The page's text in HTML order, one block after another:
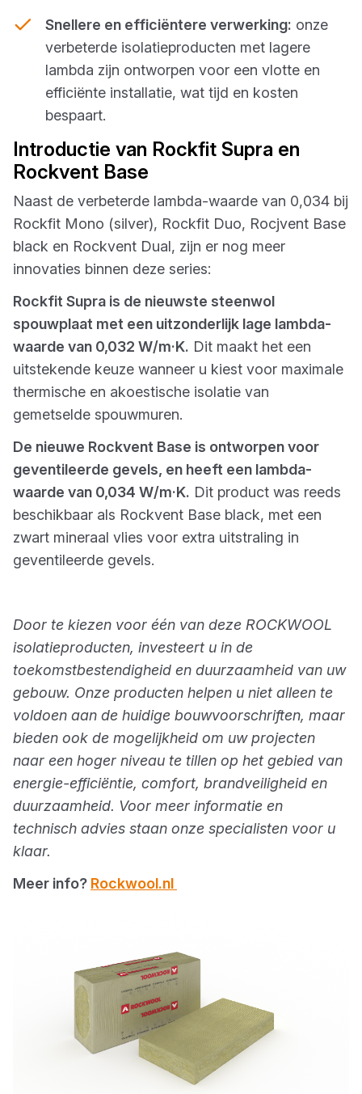
Snellere en efficiëntere verwerking: onze
verbeterde isolatieproducten met lagere
lambda zijn ontworpen voor een vlotte en
efficiënte installatie, wat tijd en kosten
bespaart.
Introductie van Rockfit Supra en
Rockvent Base
Naast de verbeterde lambda-waarde van 0,034 bij
Rockfit Mono (silver), Rockfit Duo, Rocjvent Base
black en Rockvent Dual, zijn er nog meer
innovaties binnen deze series:
Rockfit Supra is de nieuwste steenwol
spouwplaat met een uitzonderlijk lage lambda-
waarde van 0,032 W/m·K. Dit maakt het een
uitstekende keuze wanneer u kiest voor maximale
thermische en akoestische isolatie van
gemetselde spouwmuren.
De nieuwe Rockvent Base is ontworpen voor
geventileerde gevels, en heeft een lambda-
waarde van 0,034 W/m·K. Dit product was reeds
beschikbaar als Rockvent Base black, met een
zwart mineraal vlies voor extra uitstraling in
geventileerde gevels.
Door te kiezen voor één van deze ROCKWOOL
isolatieproducten, investeert u in de
toekomstbestendigheid en duurzaamheid van uw
gebouw. Onze producten helpen u niet alleen te
voldoen aan de huidige bouwvoorschriften, maar
bieden ook de mogelijkheid om uw projecten
naar een hoger niveau te tillen op het gebied van
energie-efficiëntie, comfort, brandveiligheid en
duurzaamheid. Voor meer informatie en
technisch advies staan onze specialisten voor u
klaar.
Meer info? Rockwool.nl